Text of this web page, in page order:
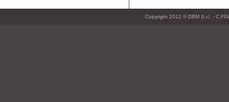
Copyright 2012 © DBM S.r.l. -